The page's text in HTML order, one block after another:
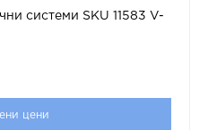
системи SKU 11583 V-
цени